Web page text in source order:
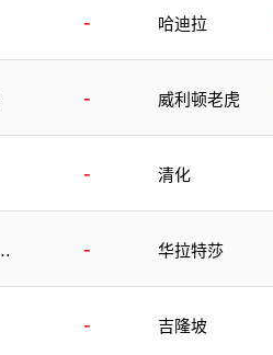
- 哈迪拉
- 威利顿老虎
- 清化
- 华拉特莎
- 吉隆坡